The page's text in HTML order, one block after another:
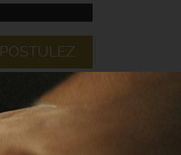
POSTULEZ